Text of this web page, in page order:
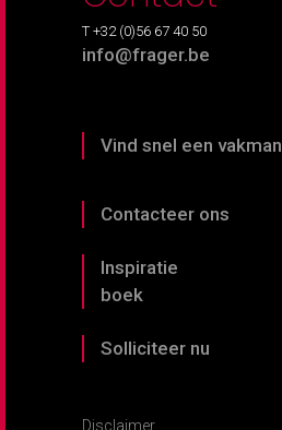
T +32 (0)56 67 40 50
info@frager.be
Vind snel een vakman
Contacteer ons
Inspiratie
boek
Solliciteer nu
Disclaimer